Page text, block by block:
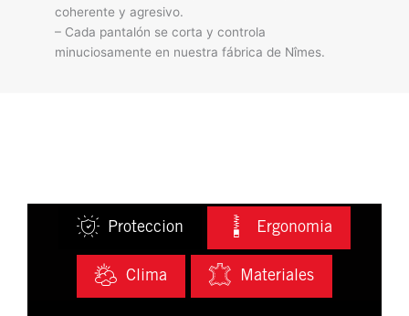
coherente y agresivo.
– Cada pantalón se corta y controla
minuciosamente en nuestra fábrica de Nîmes.
Proteccion Ergonomia
Clima Materiales